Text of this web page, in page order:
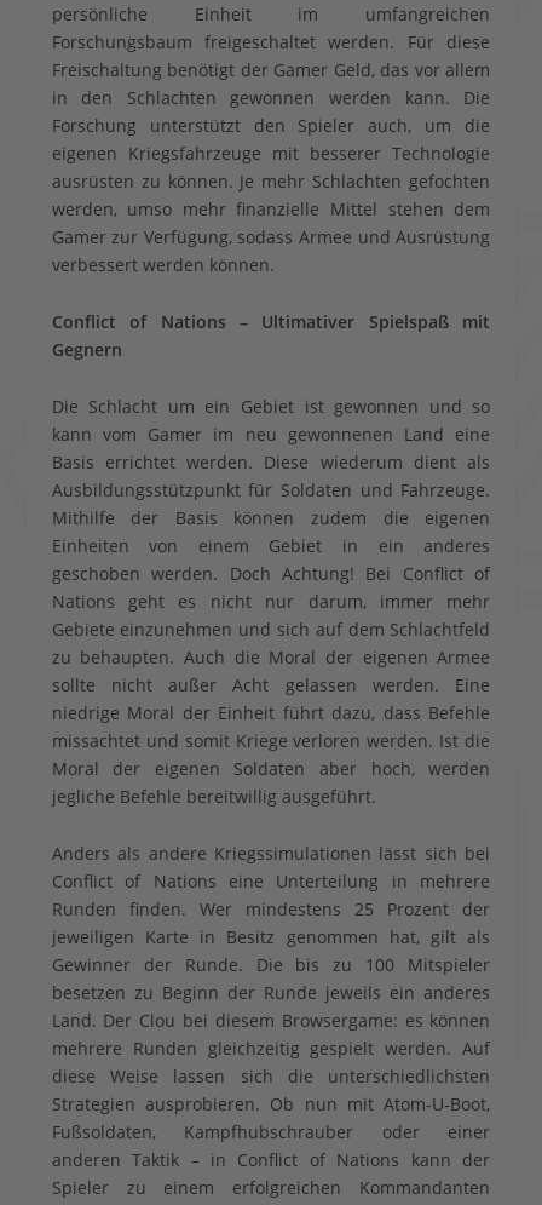
persönliche Einheit im umfangreichen
Forschungsbaum freigeschaltet werden. Für diese
Freischaltung benötigt der Gamer Geld, das vor allem
in den Schlachten gewonnen werden kann. Die
Forschung unterstützt den Spieler auch, um die
eigenen Kriegsfahrzeuge mit besserer Technologie
ausrüsten zu können. Je mehr Schlachten gefochten
werden, umso mehr finanzielle Mittel stehen dem
Gamer zur Verfügung, sodass Armee und Ausrüstung
verbessert werden können.
Conflict of Nations – Ultimativer Spielspaß mit
Gegnern
Die Schlacht um ein Gebiet ist gewonnen und so
kann vom Gamer im neu gewonnenen Land eine
Basis errichtet werden. Diese wiederum dient als
Ausbildungsstützpunkt für Soldaten und Fahrzeuge.
Mithilfe der Basis können zudem die eigenen
Einheiten von einem Gebiet in ein anderes
geschoben werden. Doch Achtung! Bei Conflict of
Nations geht es nicht nur darum, immer mehr
Gebiete einzunehmen und sich auf dem Schlachtfeld
zu behaupten. Auch die Moral der eigenen Armee
sollte nicht außer Acht gelassen werden. Eine
niedrige Moral der Einheit führt dazu, dass Befehle
missachtet und somit Kriege verloren werden. Ist die
Moral der eigenen Soldaten aber hoch, werden
jegliche Befehle bereitwillig ausgeführt.
Anders als andere Kriegssimulationen lässt sich bei
Conflict of Nations eine Unterteilung in mehrere
Runden finden. Wer mindestens 25 Prozent der
jeweiligen Karte in Besitz genommen hat, gilt als
Gewinner der Runde. Die bis zu 100 Mitspieler
besetzen zu Beginn der Runde jeweils ein anderes
Land. Der Clou bei diesem Browsergame: es können
mehrere Runden gleichzeitig gespielt werden. Auf
diese Weise lassen sich die unterschiedlichsten
Strategien ausprobieren. Ob nun mit Atom-U-Boot,
Fußsoldaten, Kampfhubschrauber oder einer
anderen Taktik – in Conflict of Nations kann der
Spieler zu einem erfolgreichen Kommandanten